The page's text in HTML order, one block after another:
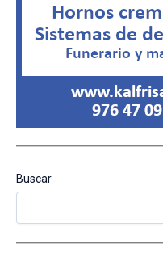
Buscar